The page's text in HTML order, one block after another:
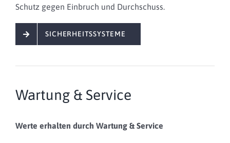
Schutz gegen Einbruch und Durchschuss.
SICHERHEITSSYSTEME
Wartung & Service
Werte erhalten durch Wartung & Service